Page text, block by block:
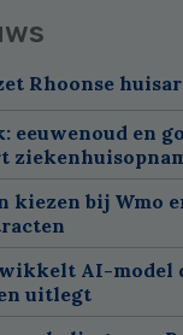
Rhoonse
eeuwenoud en
kiezen bij Wmo
AI-model
uitlegt